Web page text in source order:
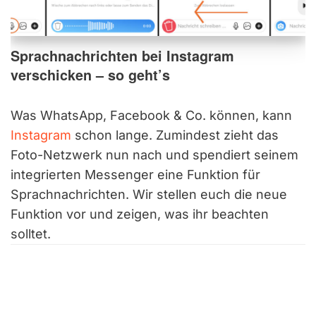
Sprachnachrichten bei Instagram
verschicken – so geht’s
Was WhatsApp, Facebook & Co. können, kann
Instagram schon lange. Zumindest zieht das
Foto-Netzwerk nun nach und spendiert seinem
integrierten Messenger eine Funktion für
Sprachnachrichten. Wir stellen euch die neue
Funktion vor und zeigen, was ihr beachten
solltet.